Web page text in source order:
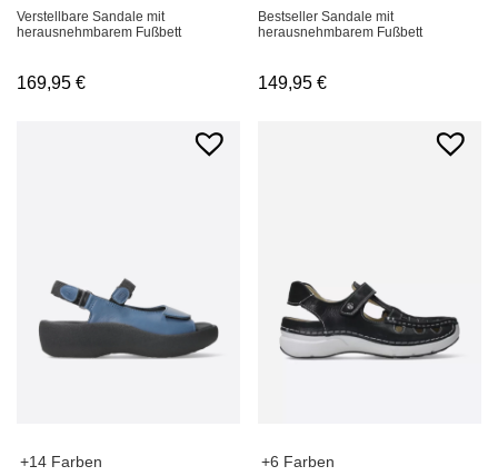
Verstellbare Sandale mit
herausnehmbarem Fußbett
169,95 €
Bestseller Sandale mit
herausnehmbarem Fußbett
149,95€
+14 Farben +6 Farben